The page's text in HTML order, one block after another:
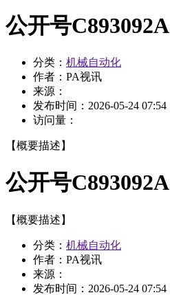
公开号C893092A
分类： 机械自动化
作者：PA视讯
来源：
发布时间： 2026-05-24 07:54
访问量：
【概要描述】
公开号C893092A
【概要描述】
分类： 机械自动化
作者：PA视讯
来源：
发布时间： 2026-05-24 07:54